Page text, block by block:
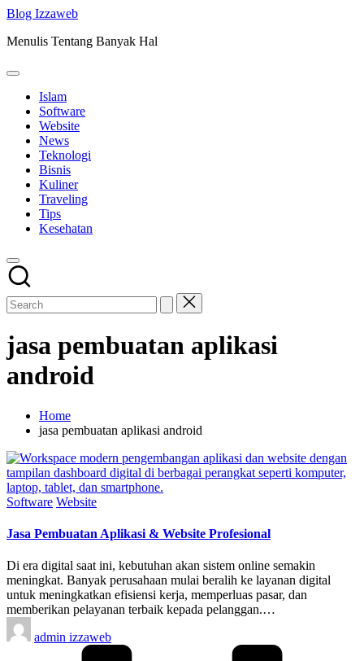
Skip
content
Blog Izzaweb
Menulis Tentang Banyak Hal
Islam
Software
Website
News
Teknologi
Bisnis
Kuliner
Traveling
Tips
Kesehatan
jasa pembuatan aplikasi
android
Home
jasa pembuatan aplikasi android
Posted
Software Website
Jasa Pembuatan Aplikasi & Website Profesional
Di era digital saat ini, kebutuhan akan sistem online semakin
meningkat. Banyak perusahaan mulai beralih ke layanan digital
untuk meningkatkan efisiensi kerja, memperluas pasar, dan
memberikan pelayanan terbaik kepada pelanggan.…
Posted
by
admin izzaweb